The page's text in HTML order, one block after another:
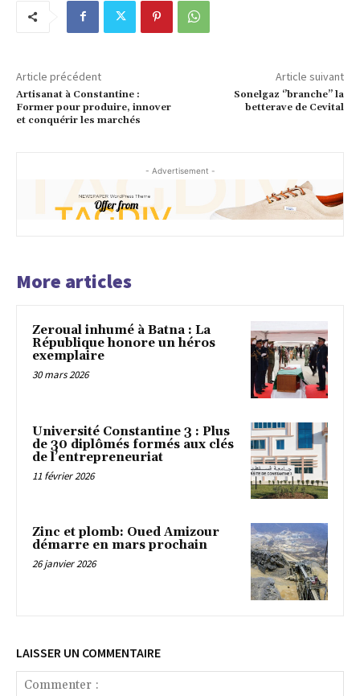
Article précédent
Artisanat à Constantine :
Former pour produire, innover
et conquérir les marchés
Article suivant
Sonelgaz ‘’branche’’ la
betterave de Cevital
- Advertisement -
More articles
Zeroual inhumé à Batna : La
République honore un héros
exemplaire
30 mars 2026
Université Constantine 3 : Plus
de 30 diplômés formés aux clés
de l’entrepreneuriat
11 février 2026
Zinc et plomb: Oued Amizour
démarre en mars prochain
26 janvier 2026
LAISSER UN COMMENTAIRE